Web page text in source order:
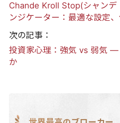
Chande Kroll Stop(シャンデ
ンジケーター：最適な設定
次の記事：
投資家心理：強気 vs 弱気 ―
か